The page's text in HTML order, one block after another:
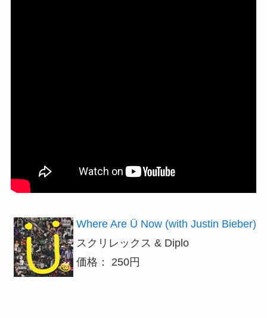
Where Are Ü Now (with Justin Bieber)
スクリレックス & Diplo
価格： 250円